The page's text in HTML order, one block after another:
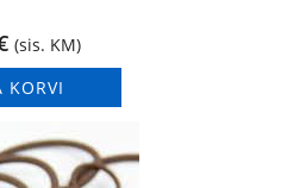
(sis. KM)
KORVI